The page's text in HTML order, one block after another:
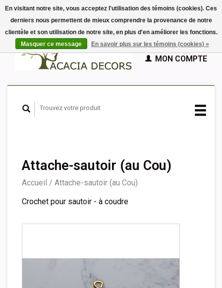
EUR
GBPFrançais
Nederlands
Español
PANIER (€0,00)
MON COMPTE
Attache-sautoir (au Cou)
Accueil / Attache-sautoir (au Cou)
Crochet pour sautoir - à coudre
En visitant notre site, vous acceptez l'utilisation des témoins (cookies). Ces
derniers nous permettent de mieux comprendre la provenance de notre
clientèle et son utilisation de notre site, en plus d'en améliorer les fonctions.
Masquer ce message
En savoir plus sur les témoins (cookies) »